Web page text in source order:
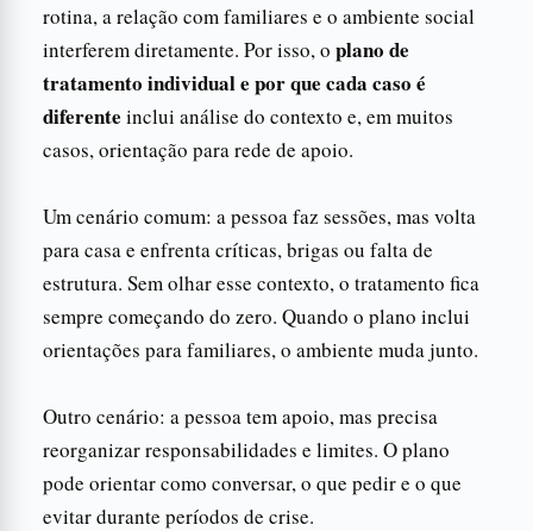
rotina, a relação com familiares e o ambiente social
interferem diretamente. Por isso, o plano de
tratamento individual e por que cada caso é
diferente inclui análise do contexto e, em muitos
casos, orientação para rede de apoio.
Um cenário comum: a pessoa faz sessões, mas volta
para casa e enfrenta críticas, brigas ou falta de
estrutura. Sem olhar esse contexto, o tratamento fica
sempre começando do zero. Quando o plano inclui
orientações para familiares, o ambiente muda junto.
Outro cenário: a pessoa tem apoio, mas precisa
reorganizar responsabilidades e limites. O plano
pode orientar como conversar, o que pedir e o que
evitar durante períodos de crise.